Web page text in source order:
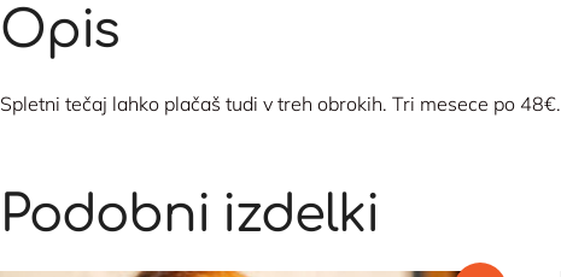
Opis
Spletni tečaj lahko plačaš tudi v treh obrokih. Tri mesece po 48€.
Podobni izdelki